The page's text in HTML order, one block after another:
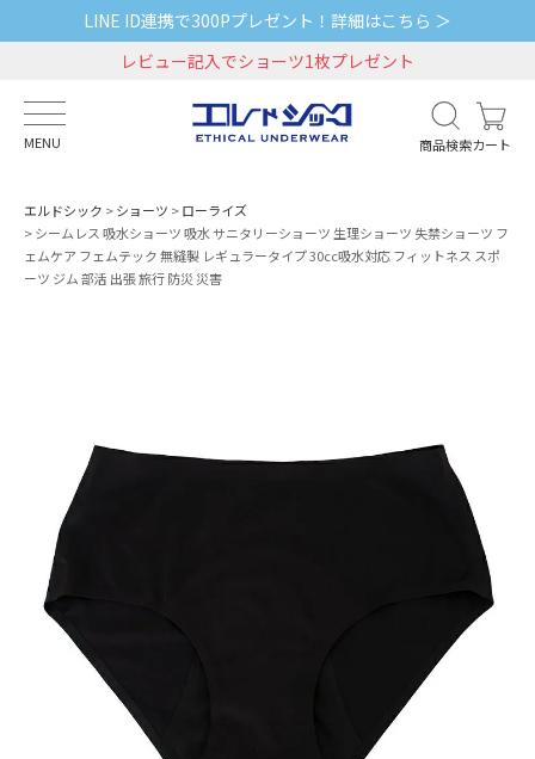
LINE ID連携で300Pプレゼント！詳細はこちら ＞
レビュー記入でショーツ1枚プレゼント
MENU 商品検索カート
エルドシック ショーツ
ローライズ
シームレス 吸水ショーツ 吸水 サニタリーショーツ 生理ショーツ 失禁ショーツ フ
ェムケア フェムテック 無縫製 レギュラータイプ 30cc吸水対応 フィットネス スポ
ーツ ジム 部活 出張 旅行 防災 災害